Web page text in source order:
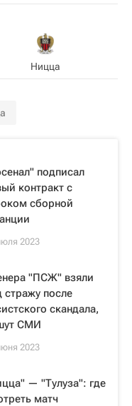
Ницца
подписал
контракт с
сборной
2023
"ПСЖ" взяли
стражу после
скандала,
СМИ
2023
— "Тулуза": где
матч